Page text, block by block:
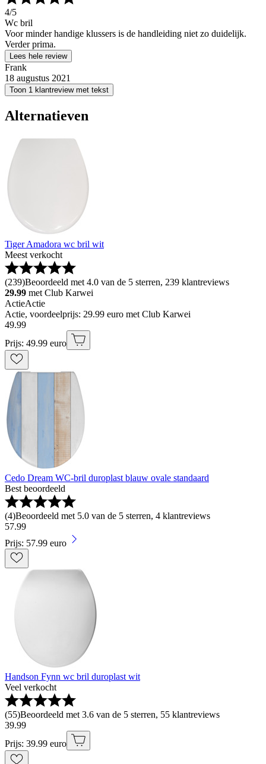
4/5
Wc bril
Voor minder handige klussers is de handleiding niet zo duidelijk.
Verder prima.
Lees hele review
Frank
18 augustus 2021
Toon 1 klantreview met tekst
Alternatieven
Tiger Amadora wc bril wit
Meest verkocht
(239)Beoordeeld met 4.0 van de 5 sterren, 239 klantreviews
29.99 met Club Karwei
ActieActie
Actie, voordeelprijs: 29.99 euro met Club Karwei
49.99
Prijs: 49.99 euro
Cedo Dream WC-bril duroplast blauw ovale standaard
Best beoordeeld
(4)Beoordeeld met 5.0 van de 5 sterren, 4 klantreviews
57.99
Prijs: 57.99 euro
Handson Fynn wc bril duroplast wit
Veel verkocht
(55)Beoordeeld met 3.6 van de 5 sterren, 55 klantreviews
39.99
Prijs: 39.99 euro